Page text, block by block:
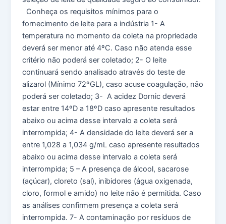
Conheça os requisitos mínimos para o
fornecimento de leite para a indústria 1- A
temperatura no momento da coleta na propriedade
deverá ser menor até 4ºC. Caso não atenda esse
critério não poderá ser coletado; 2- O leite
continuará sendo analisado através do teste de
alizarol (Mínimo 72ºGL), caso acuse coagulação, não
poderá ser coletado; 3- A acidez Dornic deverá
estar entre 14ºD a 18ºD caso apresente resultados
abaixo ou acima desse intervalo a coleta será
interrompida; 4- A densidade do leite deverá ser a
entre 1,028 a 1,034 g/mL caso apresente resultados
abaixo ou acima desse intervalo a coleta será
interrompida; 5 – A presença de álcool, sacarose
(açúcar), cloreto (sal), inibidores (água oxigenada,
cloro, formol e amido) no leite não é permitida. Caso
as análises confirmem presença a coleta será
interrompida. 7- A contaminação por resíduos de